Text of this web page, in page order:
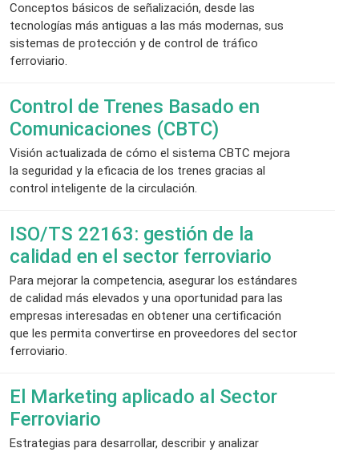
Conceptos básicos de señalización, desde las
tecnologías más antiguas a las más modernas, sus
sistemas de protección y de control de tráfico
ferroviario.
Control de Trenes Basado en
Comunicaciones (CBTC)
Visión actualizada de cómo el sistema CBTC mejora
la seguridad y la eficacia de los trenes gracias al
control inteligente de la circulación.
ISO/TS 22163: gestión de la
calidad en el sector ferroviario
Para mejorar la competencia, asegurar los estándares
de calidad más elevados y una oportunidad para las
empresas interesadas en obtener una certificación
que les permita convertirse en proveedores del sector
ferroviario.
El Marketing aplicado al Sector
Ferroviario
Estrategias para desarrollar, describir y analizar